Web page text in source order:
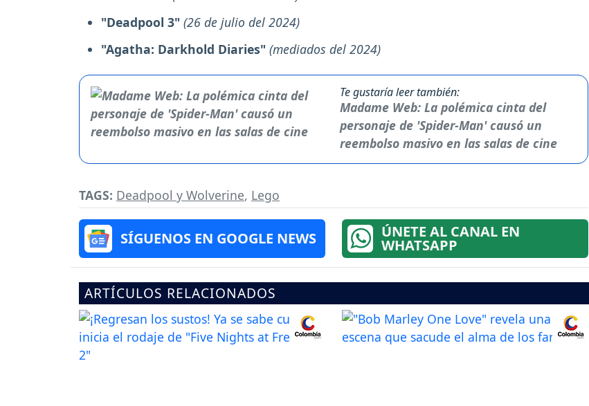
"Deadpool 3" (26 de julio del 2024)
"Agatha: Darkhold Diaries" (mediados del 2024)
Te gustaría leer también:
Madame Web: La polémica cinta del
personaje de 'Spider-Man' causó un
reembolso masivo en las salas de cine
TAGS: Deadpool y Wolverine, Lego
SÍGUENOS EN GOOGLE NEWS ÚNETE AL CANAL EN
WHATSAPP
ARTÍCULOS RELACIONADOS